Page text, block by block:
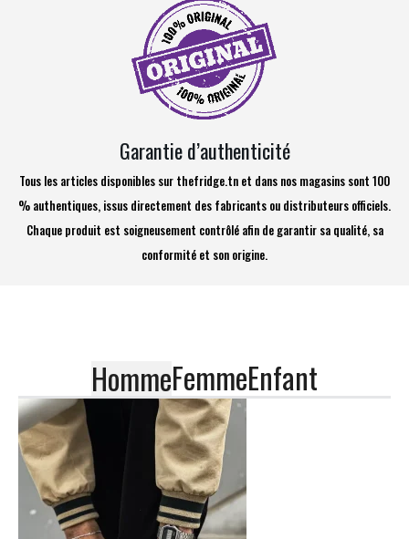
Garantie d’authenticité
Tous les articles disponibles sur thefridge.tn et dans nos magasins sont 100
% authentiques, issus directement des fabricants ou distributeurs officiels.
Chaque produit est soigneusement contrôlé afin de garantir sa qualité, sa
conformité et son origine.
HommeFemmeEnfant